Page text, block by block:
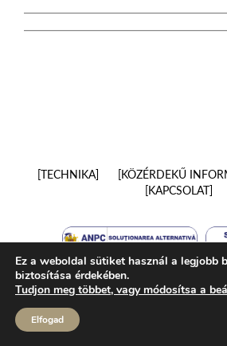
TECHNIKA KÖZÉRDEKŰ
KAPCSOLAT
Ez a weboldal sütiket használ a legjobb
biztosítása érdekében.
Tudjon meg többet, vagy módosítsa a
Elfogad